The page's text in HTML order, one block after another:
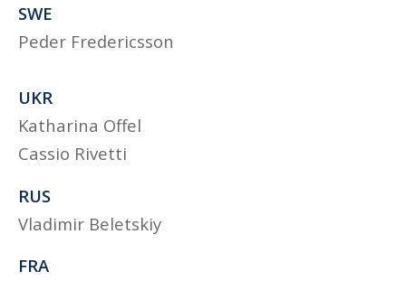
SWE
Peder Fredericsson
UKR
Katharina Offel
Cassio Rivetti
RUS
Vladimir Beletskiy
FRA